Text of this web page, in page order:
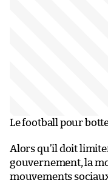
Le football pour
Alors qu’il doit
gouvernement, la
mouvements